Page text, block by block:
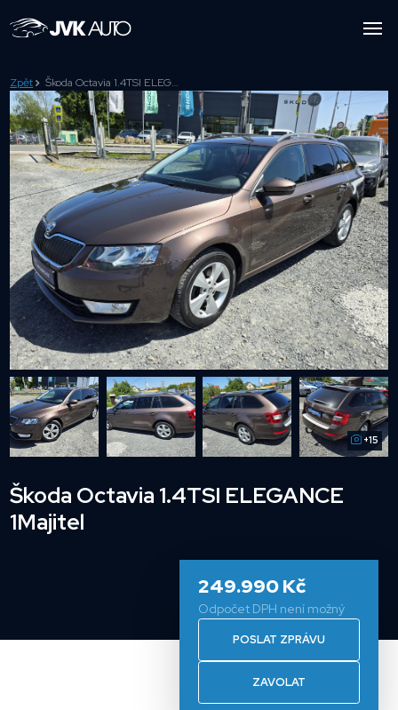
Zpět Škoda Octavia 1.4TSI ELEGANCE 1Majitel
+15
Škoda Octavia 1.4TSI ELEGANCE
1Majitel
249.990 Kč
Odpočet DPH není možný
POSLAT ZPRÁVU
ZAVOLAT